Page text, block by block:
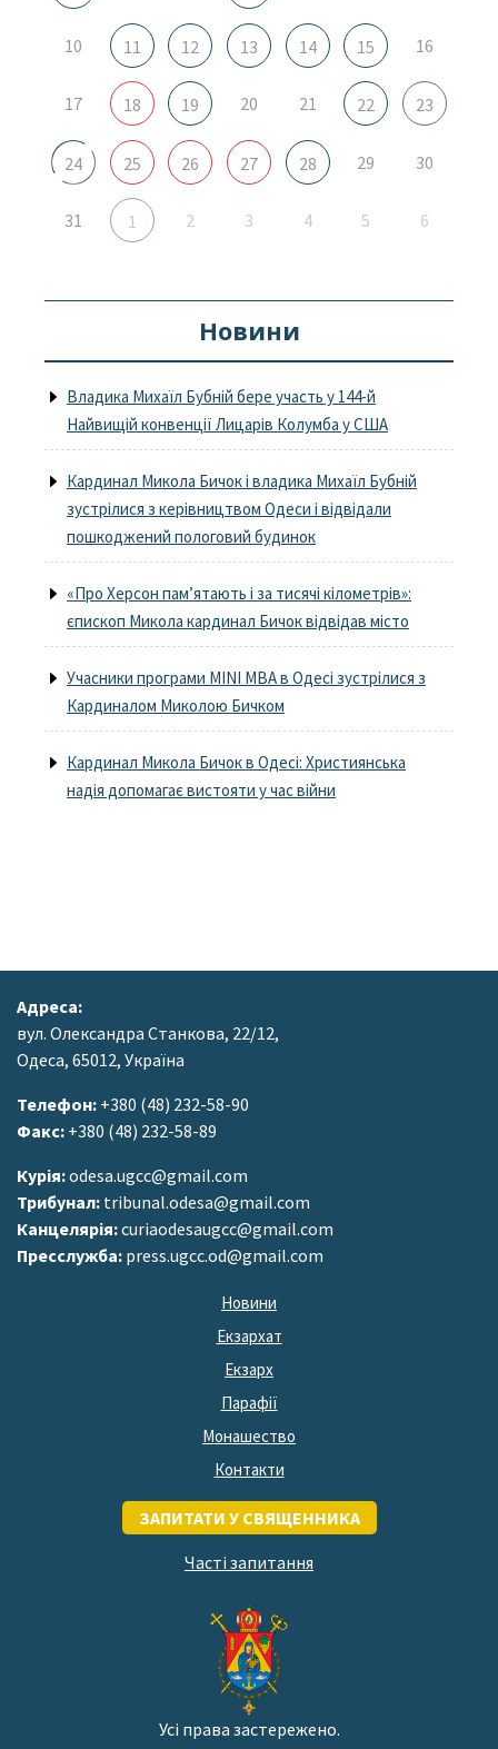
10 11 12 13 14 15 16
17 18 19 20 21 22 23
24 25 26 27 28 29 30
31 1 2 3 4 5 6
Новини
Владика Михаїл Бубній бере участь у 144-й
Найвищій конвенції Лицарів Колумба у США
Кардинал Микола Бичок і владика Михаїл Бубній
зустрілися з керівництвом Одеси і відвідали
пошкоджений пологовий будинок
«Про Херсон пам’ятають і за тисячі кілометрів»:
єпископ Микола кардинал Бичок відвідав місто
Учасники програми MINI MBA в Одесі зустрілися з
Кардиналом Миколою Бичком
Кардинал Микола Бичок в Одесі: Християнська
надія допомагає вистояти у час війни
Адреса:
вул. Олександра Станкова, 22/12,
Одеса, 65012, Україна
Телефон: +380 (48) 232-58-90
Факс: +380 (48) 232-58-89
Курія:odesa.ugcc@gmail.com
Трибунал: tribunal.odesa@gmail.com
Канцелярія:curiaodesaugcc@gmail.com
Пресслужба: press.ugcc.od@gmail.com
Новини
Екзархат
Екзарх
Парафії
Монашество
Контакти
ЗАПИТАТИ У СВЯЩЕННИКА
Часті запитання
Усі права застережено.